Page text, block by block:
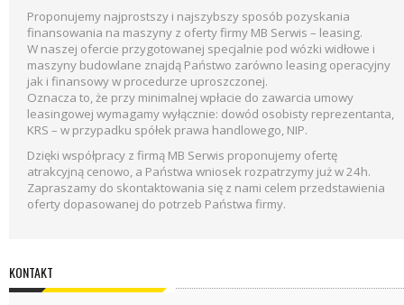
Proponujemy najprostszy i najszybszy sposób pozyskania
finansowania na maszyny z oferty firmy MB Serwis – leasing.
W naszej ofercie przygotowanej specjalnie pod wózki widłowe i
maszyny budowlane znajdą Państwo zarówno leasing operacyjny
jak i finansowy w procedurze uproszczonej.
Oznacza to, że przy minimalnej wpłacie do zawarcia umowy
leasingowej wymagamy wyłącznie: dowód osobisty reprezentanta,
KRS – w przypadku spółek prawa handlowego, NIP.
Dzięki współpracy z firmą MB Serwis proponujemy ofertę
atrakcyjną cenowo, a Państwa wniosek rozpatrzymy już w 24h.
Zapraszamy do skontaktowania się z nami celem przedstawienia
oferty dopasowanej do potrzeb Państwa firmy.
KONTAKT